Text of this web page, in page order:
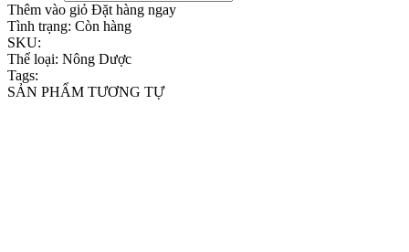
Thêm vào giỏ Đặt hàng ngay
Tình trạng: Còn hàng
SKU:
Thể loại: Nông Dược
Tags:
SẢN PHẨM TƯƠNG TỰ